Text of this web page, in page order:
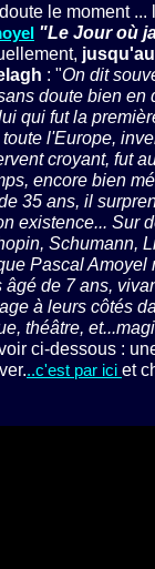
le moment ...
"Le Jour où
: "On dit
doute bien en
qui fut la
l'Europe,
croyant, fut
encore bien
35 ans, il
existence... Sur
Schumann,
Pascal Amoyel
de 7 ans,
à leurs côtés
théâtre,
ci-dessous :
..c'est par ici et